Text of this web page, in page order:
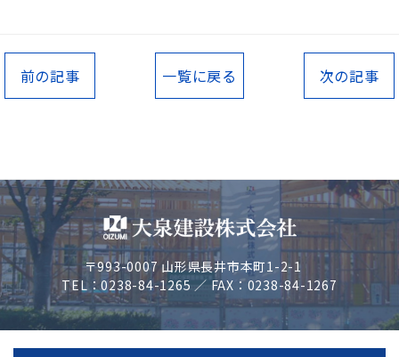
前の記事 一覧に戻る 次の記事
〒993-0007 山形県長井市本町1-2-1
TEL：0238-84-1265 ／ FAX：0238-84-1267